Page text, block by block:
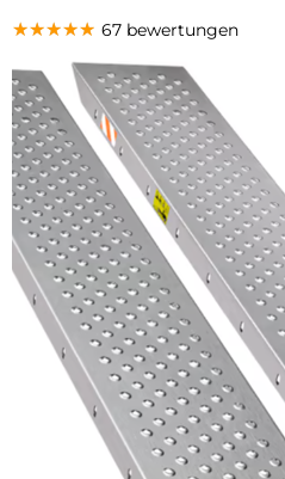
★★★★★
★★★★★
★★★★★ 67 bewertungen